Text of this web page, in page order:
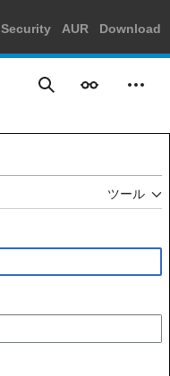
Security AUR Download
検索 表示 個人
ツール